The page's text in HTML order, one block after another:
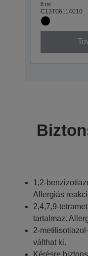
8 ml
C13T06114010
1,2-
Allergiás
2,4,7,9-
tartalmaz.
2-
válthat ki.
Kérésre